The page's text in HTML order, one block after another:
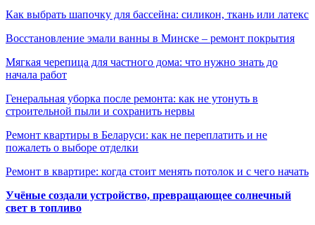
Как выбрать шапочку для бассейна: силикон, ткань или латекс
Восстановление эмали ванны в Минске – ремонт покрытия
Мягкая черепица для частного дома: что нужно знать до
начала работ
Генеральная уборка после ремонта: как не утонуть в
строительной пыли и сохранить нервы
Ремонт квартиры в Беларуси: как не переплатить и не
пожалеть о выборе отделки
Ремонт в квартире: когда стоит менять потолок и с чего начать
Учёные создали устройство, превращающее солнечный
свет в топливо